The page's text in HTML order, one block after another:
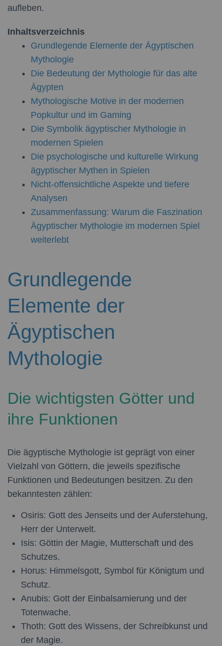
aufleben.
Inhaltsverzeichnis
Grundlegende Elemente der Ägyptischen
Mythologie
Die Bedeutung der Mythologie für das alte
Ägypten
Mythologische Motive in der modernen
Popkultur und im Gaming
Die Symbolik ägyptischer Mythologie in
modernen Spielen
Die psychologische und kulturelle Wirkung
ägyptischer Mythen in Spielen
Nicht-offensichtliche Aspekte und tiefere
Analysen
Zusammenfassung: Warum die Faszination
Ägyptischer Mythologie im modernen Spiel
weiterlebt
Grundlegende
Elemente der
Ägyptischen
Mythologie
Die wichtigsten Götter und
ihre Funktionen
Die ägyptische Mythologie ist geprägt von einer
Vielzahl von Göttern, die jeweils spezifische
Funktionen und Bedeutungen besitzen. Zu den
bekanntesten zählen:
Osiris: Gott des Jenseits und der Auferstehung,
Herr der Unterwelt.
Isis: Göttin der Magie, Mutterschaft und des
Schutzes.
Horus: Himmelsgott, Symbol für Königtum und
Schutz.
Anubis: Gott der Einbalsamierung und der
Totenwache.
Thoth: Gott des Wissens, der Schreibkunst und
der Magie.